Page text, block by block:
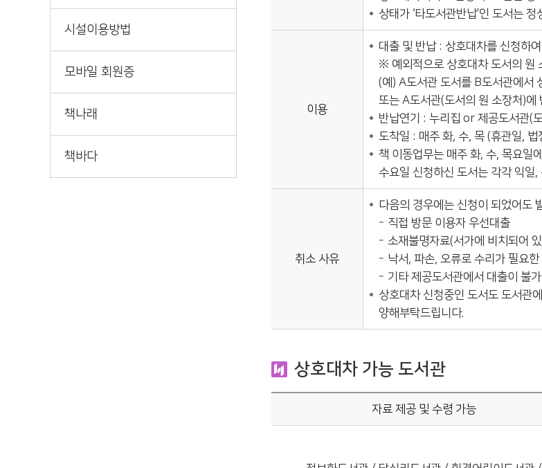
시설이용방법
모바일 회원증
책나래
책바다
상태가 ‘타도서관반납’인 도서는
이용
대출 및 반납 : 상호대차를 신청하
※ 예외적으로 상호대차 도서의 원
(예) A도서관 도서를 B도서관에서
또는 A도서관(도서의 원 소장처)에
반납연기 : 누리집 or 제공도서관(
도착일 : 매주 화, 수, 목 (휴관일, 법
책 이동업무는 매주 화, 수, 목요일
수요일 신청하신 도서는 각각 익일
취소 사유
다음의 경우에는 신청이 되었어도
직접 방문 이용자 우선대출
소재불명자료(서가에 비치되어
낙서, 파손, 오류로 수리가 필요한
기타 제공도서관에서 대출이 불
상호대차 신청중인 도서도 도서관
양해부탁드립니다.
상호대차 가능 도서관
자료 제공 및 수령 가능